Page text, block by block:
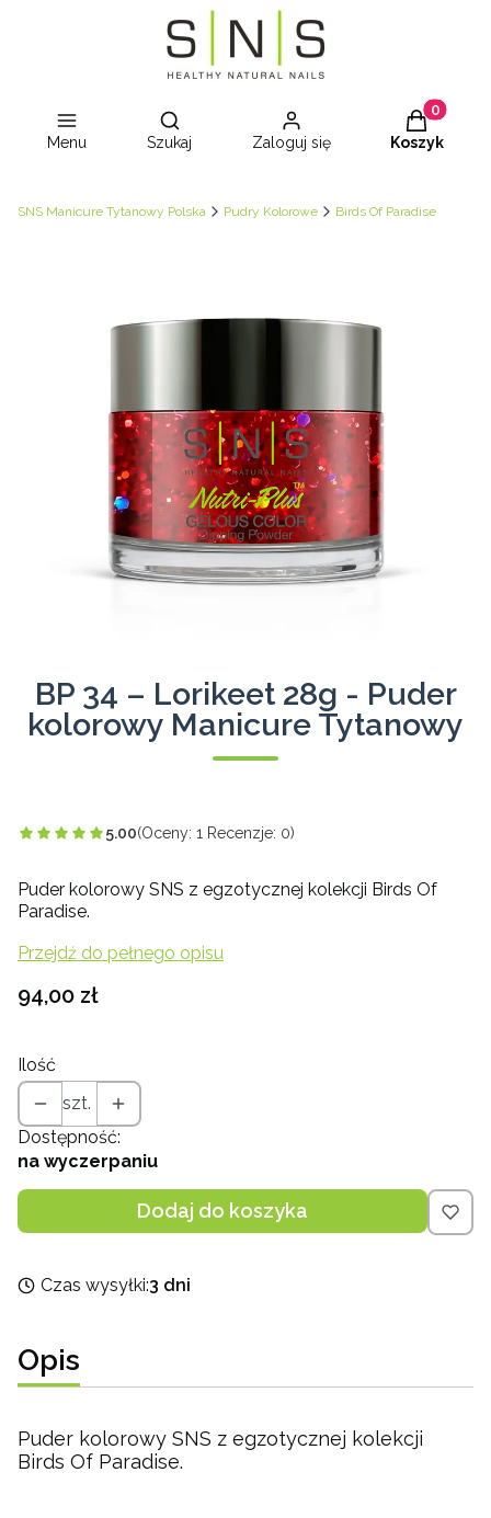
Menu
Otwórz wyszukiwarkę
Szukaj Zaloguj się
Produkty
Koszyk
SNS Manicure Tytanowy Polska Pudry Kolorowe Birds Of Paradise
BP 34 – Lorikeet 28g - Puder
kolorowy Manicure Tytanowy
5.00(Oceny: 1 Recenzje: 0)
Puder kolorowy SNS z egzotycznej kolekcji Birds Of
Paradise.
Przejdź do pełnego opisu
Cena
94,00 zł
Ilość
szt.
Dostępność:
na wyczerpaniu
Dodaj do koszyka
Czas wysyłki:3 dni
Opis
Puder kolorowy SNS z egzotycznej kolekcji
Birds Of Paradise.